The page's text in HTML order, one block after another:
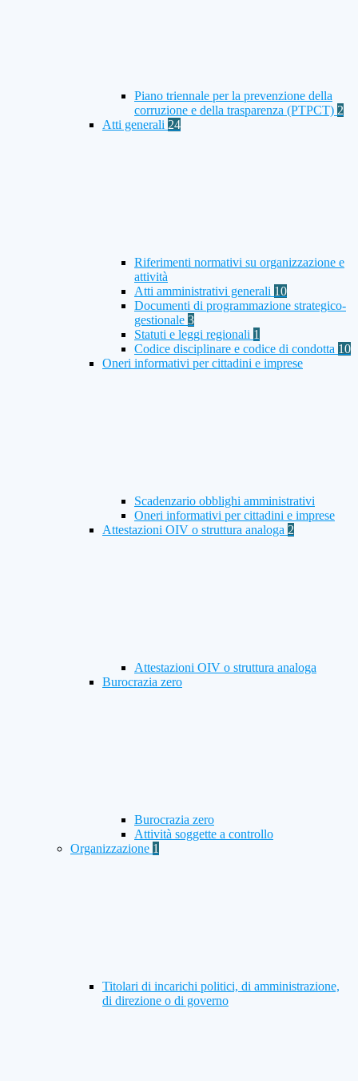
Piano triennale per la prevenzione della
corruzione e della trasparenza (PTPCT) 2
Atti generali 24
Riferimenti normativi su organizzazione e
attività
Atti amministrativi generali 10
Documenti di programmazione strategico-
gestionale 3
Statuti e leggi regionali 1
Codice disciplinare e codice di condotta 10
Oneri informativi per cittadini e imprese
Scadenzario obblighi amministrativi
Oneri informativi per cittadini e imprese
Attestazioni OIV o struttura analoga 2
Attestazioni OIV o struttura analoga
Burocrazia zero
Burocrazia zero
Attività soggette a controllo
Organizzazione 1
Titolari di incarichi politici, di amministrazione,
di direzione o di governo